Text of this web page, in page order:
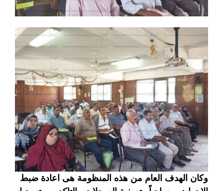
وكان الهدف العام من هذه المنظومة هى اعادة ضبط